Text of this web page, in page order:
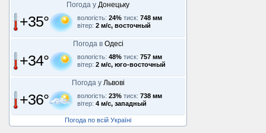
Погода у Донецьку
+35° вологість: 24% тиск: 748 мм
вітер: 2 м/с, восточный
Погода в Одесі
+34° вологість: 48% тиск: 757 мм
вітер: 2 м/с, юго-восточный
Погода у Львові
+36° вологість: 23% тиск: 738 мм
вітер: 4 м/с, западный
Погода по всій Україні